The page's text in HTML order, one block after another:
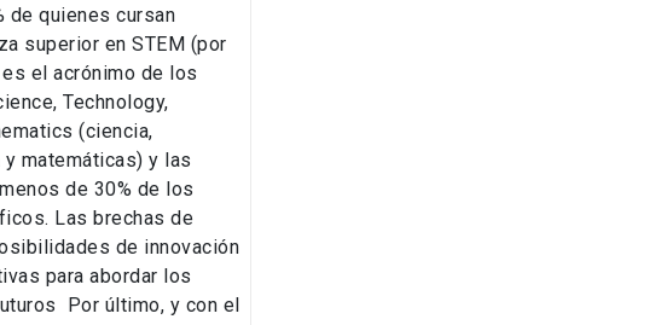
de quienes cursan
superior en STEM (por
el acrónimo de los
Technology,
(ciencia,
matemáticas) y las
de 30% de los
Las brechas de
de innovación
para abordar los
Por último, y con el